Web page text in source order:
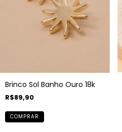
Brinco Sol Banho Ouro 18k
R$89,90
COMPRAR